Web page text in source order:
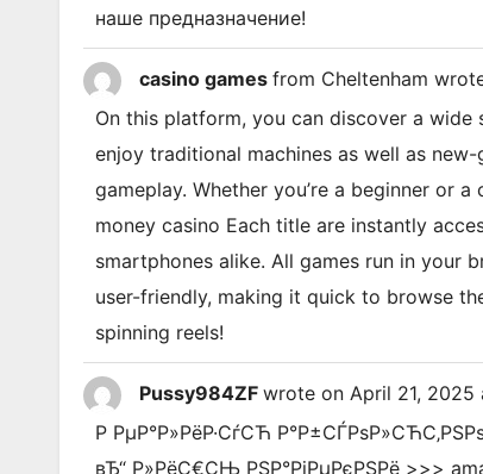
наше предназначение!
casino games from Cheltenham
On this platform, you can discover a
enjoy traditional machines as well as
gameplay. Whether you’re a beginner or
money casino Each title are instantly
smartphones alike. All games run in your
user-friendly, making it quick to browse
spinning reels!
Pussy984ZF wrote on April 21, 2025
Р РµР°Р»РёР·СѓСЋ
вЂ“ Р»РёС€СЊ РЅР°РјРµРєРЅРё >>>